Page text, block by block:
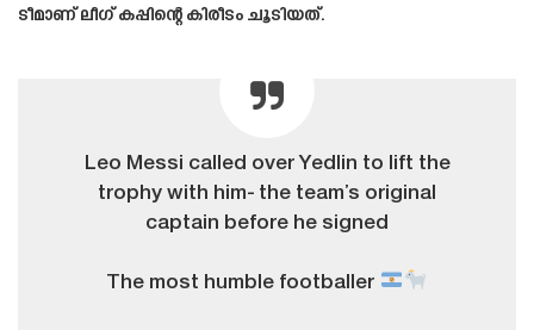
ടീമാണ് ലീഗ് കപ്പിന്റെ കിരീടം ചൂടിയത്.
Leo Messi called over Yedlin to lift the
trophy with him- the team’s original
captain before he signed
The most humble footballer